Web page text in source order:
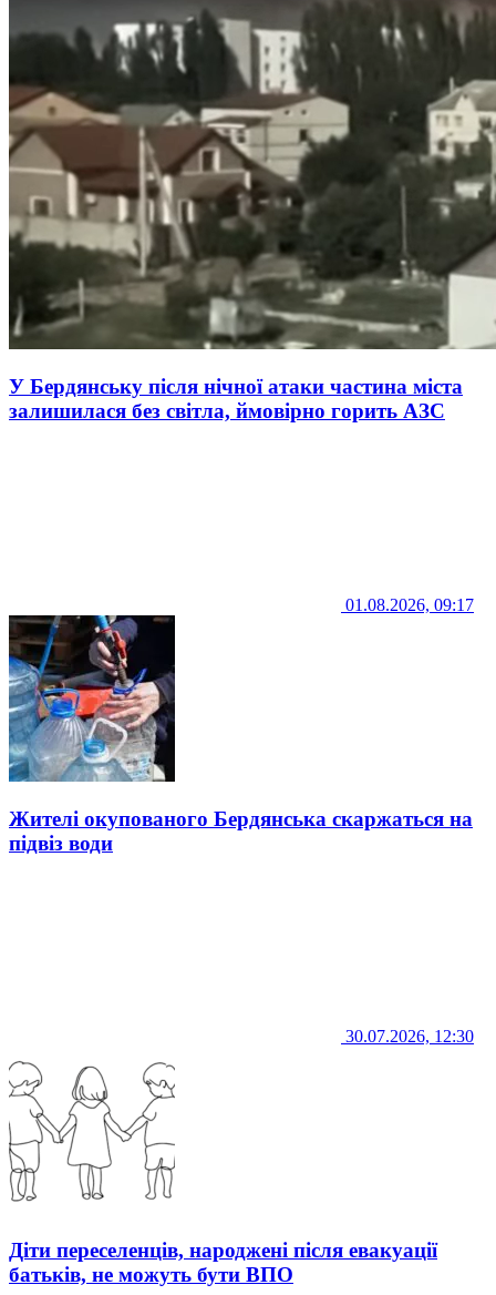
У Бердянську після нічної атаки частина міста
залишилася без світла, ймовірно горить АЗС
01.08.2026, 09:17
Жителі окупованого Бердянська скаржаться на
підвіз води
30.07.2026, 12:30
Діти переселенців, народжені після евакуації
батьків, не можуть бути ВПО